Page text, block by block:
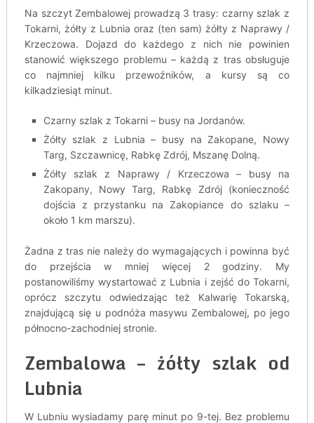
Na szczyt Zembalowej prowadzą 3 trasy: czarny szlak z
Tokarni, żółty z Lubnia oraz (ten sam) żółty z Naprawy /
Krzeczowa. Dojazd do każdego z nich nie powinien
stanowić większego problemu – każdą z tras obsługuje
co najmniej kilku przewoźników, a kursy są co
kilkadziesiąt minut.
Czarny szlak z Tokarni – busy na Jordanów.
Żółty szlak z Lubnia – busy na Zakopane, Nowy
Targ, Szczawnicę, Rabkę Zdrój, Mszanę Dolną.
Żółty szlak z Naprawy / Krzeczowa – busy na
Zakopany, Nowy Targ, Rabkę Zdrój (konieczność
dojścia z przystanku na Zakopiance do szlaku –
około 1 km marszu).
Żadna z tras nie należy do wymagających i powinna być
do przejścia w mniej więcej 2 godziny. My
postanowiliśmy wystartować z Lubnia i zejść do Tokarni,
oprócz szczytu odwiedzając też Kalwarię Tokarską,
znajdującą się u podnóża masywu Zembalowej, po jego
północno-zachodniej stronie.
Zembalowa – żółty szlak od
Lubnia
W Lubniu wysiadamy parę minut po 9-tej. Bez problemu